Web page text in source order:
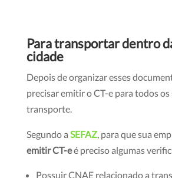
Para transportar dentro
cidade
Depois de organizar esses
precisar emitir o CT-e para todos os
transporte.
Segundo a SEFAZ, para que sua
emitir CT-eé preciso algumas
Possuir CNAE relacionado a